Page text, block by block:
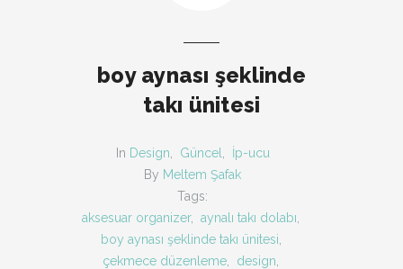
boy aynası şeklinde
takı ünitesi
In Design Güncel
İp-ucu
By Meltem Şafak
Tags:
aksesuar organizer, aynalı takı dolabı
boy aynası şeklinde takı ünitesi
çekmece düzenleme
design